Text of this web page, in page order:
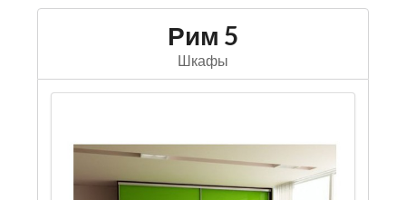
Рим 5
Шкафы